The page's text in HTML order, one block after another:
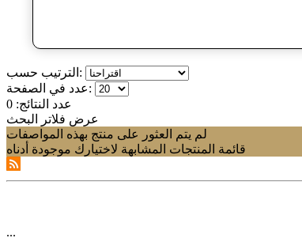
الترتيب حسب:
عدد في الصفحة:
عدد النتائج: 0
عرض فلاتر البحث
لم يتم العثور على منتج بهذه المواصفات
قائمة المنتجات المشابهة لاختيارك موجودة أدناه
...